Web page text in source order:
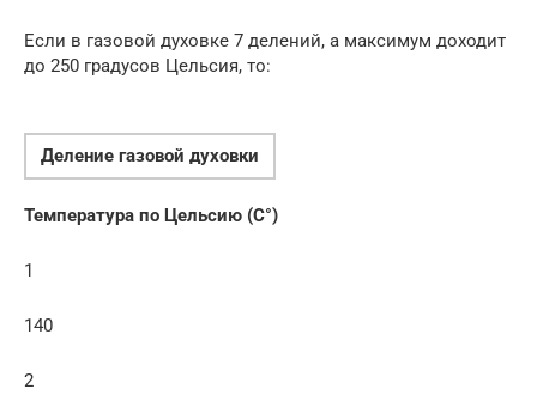
Если в газовой духовке 7 делений, а максимум доходит
до 250 градусов Цельсия, то:
Деление газовой духовки
Температура по Цельсию (C°)
1
140
2